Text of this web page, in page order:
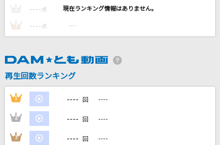
[生音]プルシアンブルーの肖像
T.M.Revolution
カラオケ最新情報をチェック！
---- 点 ----
3 ---- 点 ----
再生回数ランキング
1 ---- 回 ----
2 ---- 回 ----
3 ---- 回 ----